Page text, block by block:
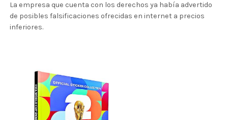
La empresa que cuenta con los derechos ya había advertido
de posibles falsificaciones ofrecidas en internet a precios
inferiores.